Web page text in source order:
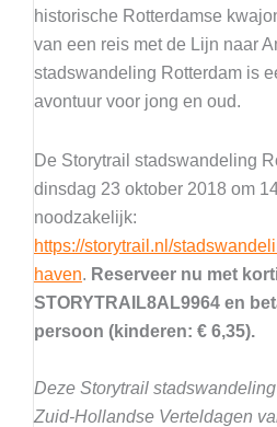
historische Rotterdamse
van een reis met de Lijn naar
stadswandeling Rotterdam is
avontuur voor jong en oud.
De Storytrail stadswandeling
dinsdag 23 oktober 2018 om
noodzakelijk:
https://storytrail.nl/
haven. Reserveer nu met
STORYTRAIL8AL9964 en
persoon (kinderen: € 6,35).
Deze Storytrail
Zuid-Hollandse Verteldagen